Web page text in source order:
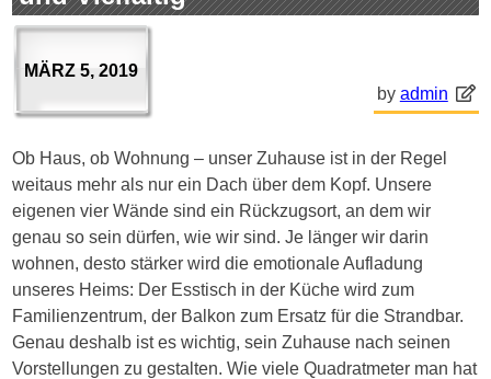
MÄRZ 5, 2019
by admin
Ob Haus, ob Wohnung – unser Zuhause ist in der Regel
weitaus mehr als nur ein Dach über dem Kopf. Unsere
eigenen vier Wände sind ein Rückzugsort, an dem wir
genau so sein dürfen, wie wir sind. Je länger wir darin
wohnen, desto stärker wird die emotionale Aufladung
unseres Heims: Der Esstisch in der Küche wird zum
Familienzentrum, der Balkon zum Ersatz für die Strandbar.
Genau deshalb ist es wichtig, sein Zuhause nach seinen
Vorstellungen zu gestalten. Wie viele Quadratmeter man hat